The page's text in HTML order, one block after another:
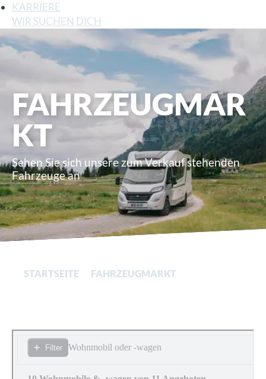
KARRIERE
WIR SUCHEN DICH
FAHRZEUGMAR
KT
Sehen Sie sich unsere zum Verkauf stehenden
Fahrzeuge an
STARTSEITE FAHRZEUGMARKT